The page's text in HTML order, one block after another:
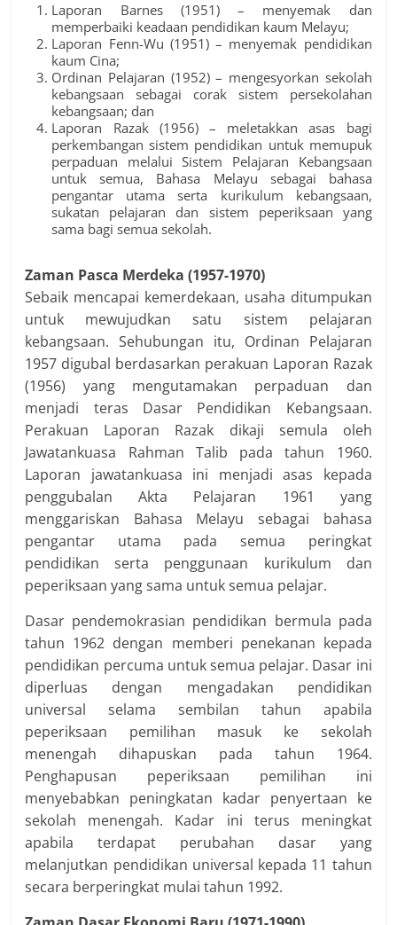
Laporan Barnes (1951) – menyemak dan
memperbaiki keadaan pendidikan kaum Melayu;
Laporan Fenn-Wu (1951) – menyemak pendidikan
kaum Cina;
Ordinan Pelajaran (1952) – mengesyorkan sekolah
kebangsaan sebagai corak sistem persekolahan
kebangsaan; dan
Laporan Razak (1956) – meletakkan asas bagi
perkembangan sistem pendidikan untuk memupuk
perpaduan melalui Sistem Pelajaran Kebangsaan
untuk semua, Bahasa Melayu sebagai bahasa
pengantar utama serta kurikulum kebangsaan,
sukatan pelajaran dan sistem peperiksaan yang
sama bagi semua sekolah.
Zaman Pasca Merdeka (1957-1970)
Sebaik mencapai kemerdekaan, usaha ditumpukan
untuk mewujudkan satu sistem pelajaran
kebangsaan. Sehubungan itu, Ordinan Pelajaran
1957 digubal berdasarkan perakuan Laporan Razak
(1956) yang mengutamakan perpaduan dan
menjadi teras Dasar Pendidikan Kebangsaan.
Perakuan Laporan Razak dikaji semula oleh
Jawatankuasa Rahman Talib pada tahun 1960.
Laporan jawatankuasa ini menjadi asas kepada
penggubalan Akta Pelajaran 1961 yang
menggariskan Bahasa Melayu sebagai bahasa
pengantar utama pada semua peringkat
pendidikan serta penggunaan kurikulum dan
peperiksaan yang sama untuk semua pelajar.
Dasar pendemokrasian pendidikan bermula pada
tahun 1962 dengan memberi penekanan kepada
pendidikan percuma untuk semua pelajar. Dasar ini
diperluas dengan mengadakan pendidikan
universal selama sembilan tahun apabila
peperiksaan pemilihan masuk ke sekolah
menengah dihapuskan pada tahun 1964.
Penghapusan peperiksaan pemilihan ini
menyebabkan peningkatan kadar penyertaan ke
sekolah menengah. Kadar ini terus meningkat
apabila terdapat perubahan dasar yang
melanjutkan pendidikan universal kepada 11 tahun
secara berperingkat mulai tahun 1992.